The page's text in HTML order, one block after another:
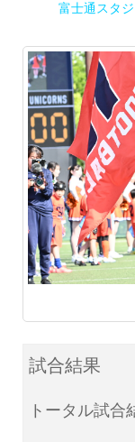
富士通スタ
試合結果
トータル試合